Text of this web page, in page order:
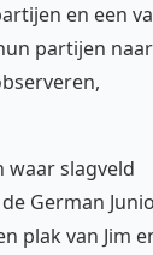
en een
partijen naar
waar slagveld
German
plak van Jim